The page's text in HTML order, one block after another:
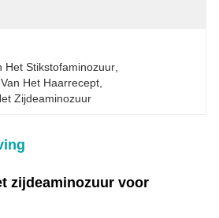
Het Stikstofaminozuur
Het Haarrecept
Zijdeaminozuur
zijdeaminozuur voor